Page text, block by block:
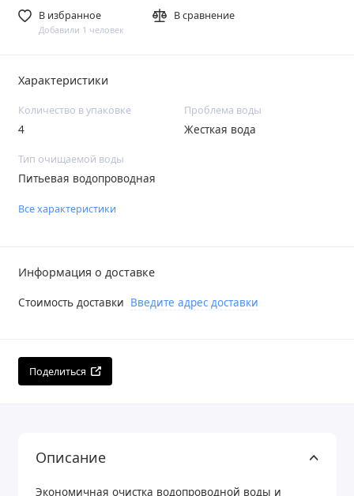
В избранное
Добавили 1 человек
В сравнение
Характеристики
Количество в упаковке
4
Проблема воды
Жесткая вода
Тип очищаемой воды
Питьевая водопроводная
Все характеристики
Информация о доставке
Стоимость доставки Введите адрес доставки
Поделиться
Описание
Экономичная очистка водопроводной воды и